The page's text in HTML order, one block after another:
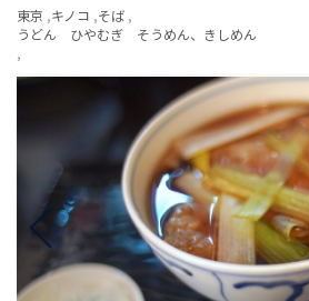
東京 ,キノコ ,そば ,
うどん ひやむぎ そうめん、きしめん
,